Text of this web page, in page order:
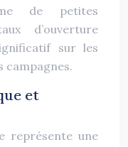
de petites
d’ouverture
sur les
campagnes.
et
représente une